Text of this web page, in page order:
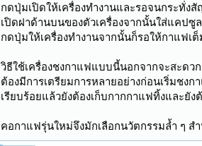
กดปุ่มเปิดให้เครื่องทำงานและรอจนกระทั่
เปิดฝาด้านบนของตัวเครื่องจากนั้นใส่แคป
กดปุ่มให้เครื่องทำงานจากนั้นก็รอให้กาแฟเ
วิธีใช้เครื่องชงกาแฟแบบนี้นอกจากจะสะดว
ต้องมีการเตรียมการหลายอย่างก่อนเริ่มชง
เรียบร้อยแล้วยังต้องเก็บกากกาแฟทิ้งและยั
คอกาแฟรุ่นใหม่จึงมักเลือกนวัตกรรมล้ำ ๆ